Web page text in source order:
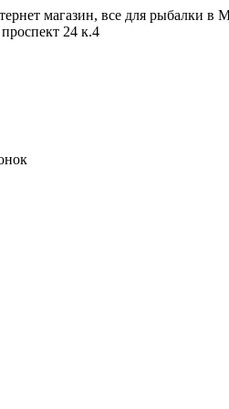
магазин, все для рыбалки в
24 к.4